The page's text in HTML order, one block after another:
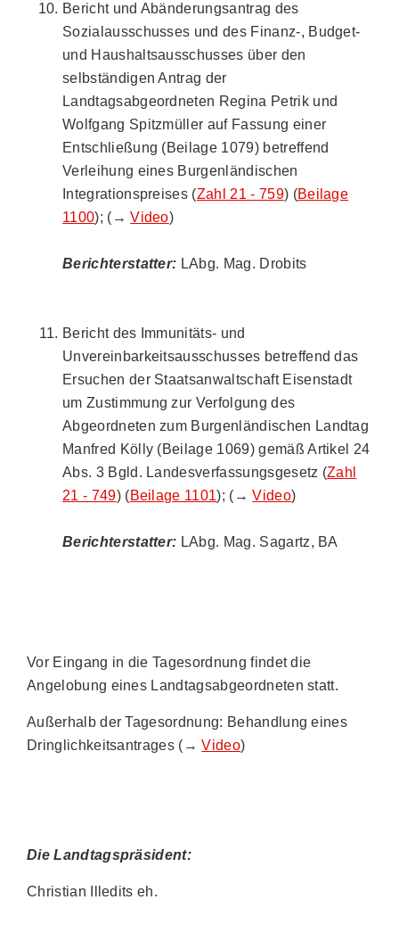
Bericht und Abänderungsantrag des
Sozialausschusses und des Finanz-, Budget-
und Haushaltsausschusses über den
selbständigen Antrag der
Landtagsabgeordneten Regina Petrik und
Wolfgang Spitzmüller auf Fassung einer
Entschließung (Beilage 1079) betreffend
Verleihung eines Burgenländischen
Integrationspreises (Zahl 21 - 759) (Beilage
1100); (→Video)
Berichterstatter: LAbg. Mag. Drobits
Bericht des Immunitäts- und
Unvereinbarkeitsausschusses betreffend das
Ersuchen der Staatsanwaltschaft Eisenstadt
um Zustimmung zur Verfolgung des
Abgeordneten zum Burgenländischen Landtag
Manfred Kölly (Beilage 1069) gemäß Artikel 24
Abs. 3 Bgld. Landesverfassungsgesetz (Zahl
21 - 749) (Beilage 1101); (→Video)
Berichterstatter: LAbg. Mag. Sagartz, BA
Vor Eingang in die Tagesordnung findet die
Angelobung eines Landtagsabgeordneten statt.
Außerhalb der Tagesordnung: Behandlung eines
Dringlichkeitsantrages (→Video)
Die Landtagspräsident:
Christian Illedits eh.